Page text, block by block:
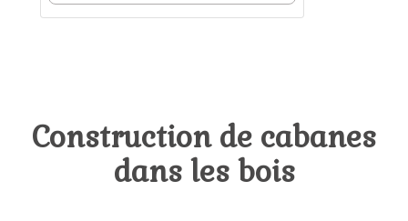
Construction de cabanes
dans les bois